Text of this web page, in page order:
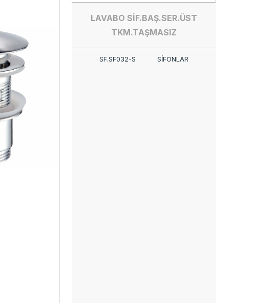
LAVABO SİF.BAŞ.SER.ÜST
TKM.TAŞMASIZ
SF.SF032-S SİFONLAR